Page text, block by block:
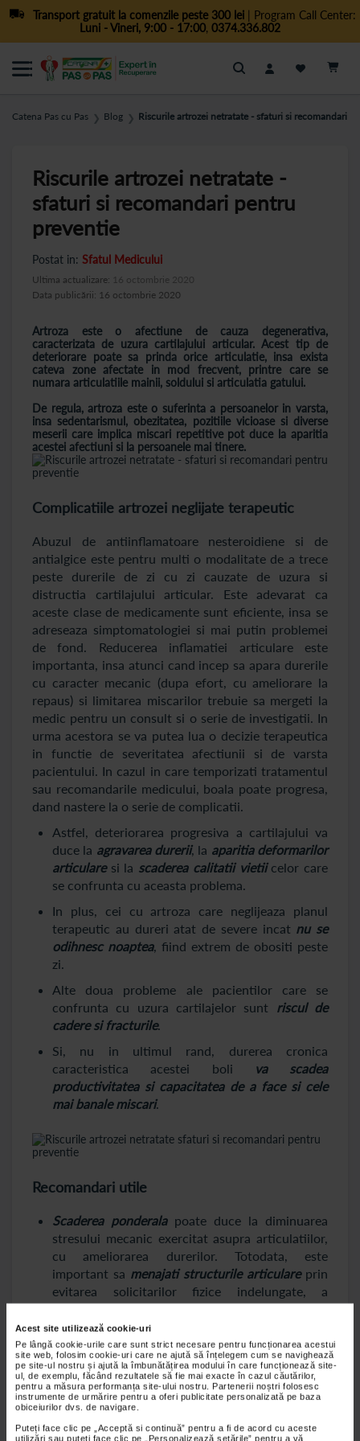
Acest site utilizează cookie-uri
Pe lângă cookie-urile care sunt strict necesare pentru funcționarea acestui
site web, folosim cookie-uri care ne ajută să înțelegem cum se navighează
pe site-ul nostru și ajută la îmbunătățirea modului în care funcționează site-
ul, de exemplu, făcând rezultatele să fie mai exacte în cazul căutărilor,
pentru a măsura performanța site-ului nostru. Partenerii noștri folosesc
instrumente de urmărire pentru a oferi publicitate personalizată pe baza
obiceiurilor dvs. de navigare.
Puteți face clic pe „Acceptă si continuă” pentru a fi de acord cu aceste
utilizări sau puteți face clic pe „Personalizează setările” pentru a vă
Transport gratuit la comenzile peste 300 lei| Program Call Center:
Luni - Vineri, 9:00 - 17:00, 0374.336.802
Cautare
Catena Pas cu Pas ❯ Blog ❯ Riscurile artrozei netratate - sfaturi si recomandari
Riscurile artrozei netratate -
sfaturi si recomandari pentru
preventie
Postat in: Sfatul Medicului
Data publicării: 16 octombrie 2020
Ultima actualizare: 16 octombrie 2020
Artroza este o afectiune de cauza degenerativa,
caracterizata de uzura cartilajului articular. Acest tip de
deteriorare poate sa prinda orice articulatie, insa exista
cateva zone afectate in mod frecvent, printre care se
numara articulatiile mainii, soldului si articulatia gatului.
De regula, artroza este o suferinta a persoanelor in varsta,
insa sedentarismul, obezitatea, pozitiile vicioase si diverse
meserii care implica miscari repetitive pot duce la aparitia
acestei afectiuni si la persoanele mai tinere.
Complicatiile artrozei neglijate terapeutic
Abuzul de antiinflamatoare nesteroidiene si de
antialgice este pentru multi o modalitate de a trece
peste durerile de zi cu zi cauzate de uzura si
distructia cartilajului articular. Este adevarat ca
aceste clase de medicamente sunt eficiente, insa se
adreseaza simptomatologiei si mai putin problemei
de fond. Reducerea inflamatiei articulare este
importanta, insa atunci cand incep sa apara durerile
cu caracter mecanic (dupa efort, cu ameliorare la
repaus) si limitarea miscarilor trebuie sa mergeti la
medic pentru un consult si o serie de investigatii. In
urma acestora se va putea lua o decizie terapeutica
in functie de severitatea afectiunii si de varsta
pacientului. In cazul in care temporizati tratamentul
sau recomandarile medicului, boala poate progresa,
dand nastere la o serie de complicatii.
Astfel, deteriorarea progresiva a cartilajului va
duce la agravarea durerii, la aparitia deformarilor
articularesi la scaderea calitatii vietiicelor care
se confrunta cu aceasta problema.
In plus, cei cu artroza care neglijeaza planul
terapeutic au dureri atat de severe incat nu se
odihnesc noaptea, fiind extrem de obositi peste
zi.
Alte doua probleme ale pacientilor care se
confrunta cu uzura cartilajelor sunt riscul de
cadere si fracturile.
Si, nu in ultimul rand, durerea cronica
caracteristica acestei boli
va scadea
productivitatea si capacitatea de a face si cele
mai banale miscari.
Recomandari utile
Scaderea ponderalapoate duce la diminuarea
stresului mecanic exercitat asupra articulatiilor,
cu ameliorarea durerilor. Totodata, este
important sa menajati structurile articulareprin
evitarea solicitarilor fizice indelungate, a
miscarilor bruste si a pozitiilor vicioase.
Alaturi de tratamentul simptomatic si cel
condroprotector recomandat de catre medic,
balneoterapia, fizioterapiesipurtareaortezelor
pot reduce semnificativ fortele de presiune care
se exercita asupra articulatiei afectate.
Purtarea pantofilor comozisiutilizarea masurilor